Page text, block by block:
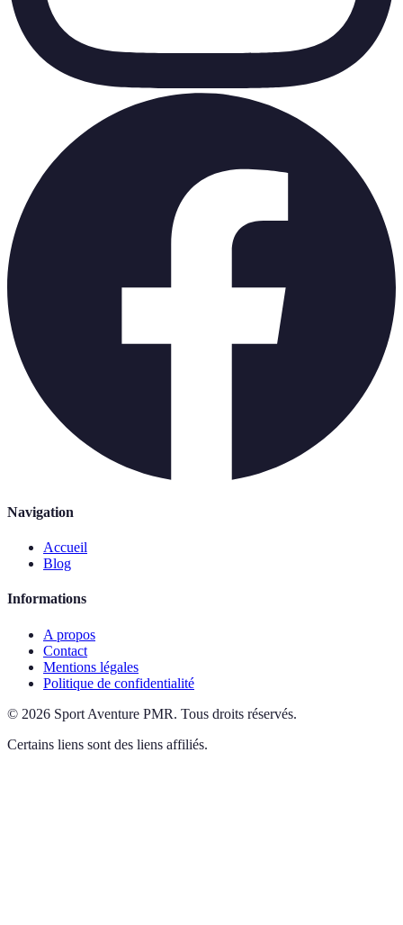
Navigation
Accueil
Blog
Informations
A propos
Contact
Mentions légales
Politique de confidentialité
© 2026 Sport Aventure PMR. Tous droits réservés.
Certains liens sont des liens affiliés.